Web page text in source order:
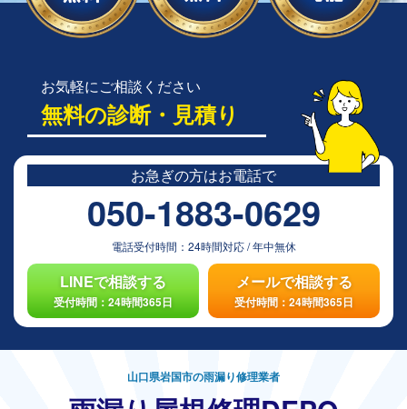
お気軽にご相談ください
無料の診断・見積り
お急ぎの方はお電話で
050-1883-0629
電話受付時間： 24時間対応/年中無休
LINEで相談する
受付時間：24時間365日
メールで相談する
受付時間：24時間365日
山口県岩国市の雨漏り修理業者